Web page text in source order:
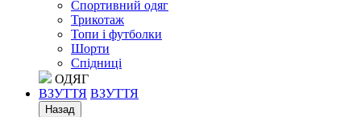
Спортивний одяг
Трикотаж
Топи і футболки
Шорти
Спідниці
ОДЯГ
ВЗУТТЯ ВЗУТТЯ
Назад